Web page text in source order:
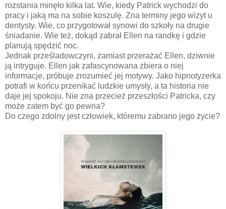
rozstania minęło kilka lat. Wie, kiedy Patrick wychodzi do
pracy i jaką ma na sobie koszulę. Zna terminy jego wizyt u
dentysty. Wie, co przygotował synowi do szkoły na drugie
śniadanie. Wie też, dokąd zabrał Ellen na randkę i gdzie
planują spędzić noc.
Jednak prześladowczyni, zamiast przerażać Ellen, dziwnie
ją intryguje. Ellen jak zafascynowana zbiera o niej
informacje, próbuje zrozumieć jej motywy. Jako hipnotyzerka
potrafi w końcu przenikać ludzkie umysły, a ta historia nie
daje jej spokoju. Nie zna przecież przeszłości Patricka, czy
może zatem być go pewna?
Do czego zdolny jest człowiek, któremu zabrano jego życie?